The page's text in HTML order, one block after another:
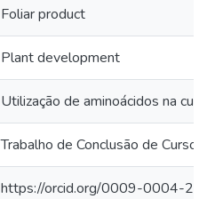
Foliar product
Plant development
Utilização de aminoácidos na
Trabalho de Conclusão de Curso
https://orcid.org/0009-0004-